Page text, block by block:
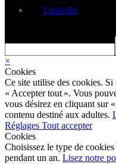
LinkedIn
×
Cookies
Ce site utilise des cookies.
« Accepter tout ». Vous
vous désirez en cliquant sur
contenu destiné aux adultes.
Réglages Tout accepter
Cookies
Choisissez le type de
pendant un an. Lisez notre